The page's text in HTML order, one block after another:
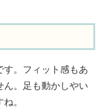
す。フィット感もあ
ん。足も動かしやい
。